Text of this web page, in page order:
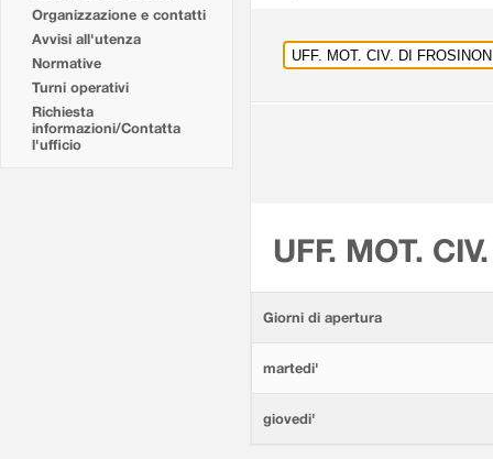
Organizzazione e contatti
Avvisi all'utenza
Normative
Turni operativi
Richiesta
informazioni/Contatta
l'ufficio
UFF. MOT.
Giorni di apertura
martedi'
giovedi'